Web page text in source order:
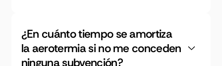
¿En cuánto tiempo se amortiza
la aerotermia si no me conceden
ninguna subvención?